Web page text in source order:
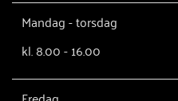
Mandag - torsdag
kl. 8.00 - 16.00